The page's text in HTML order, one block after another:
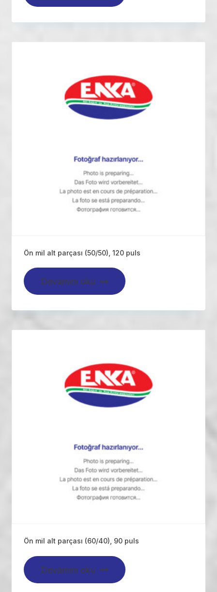
Ön mil alt parçası (50/50), 120 puls
Devamını oku
Ön mil alt parçası (60/40), 90 puls
Devamını oku